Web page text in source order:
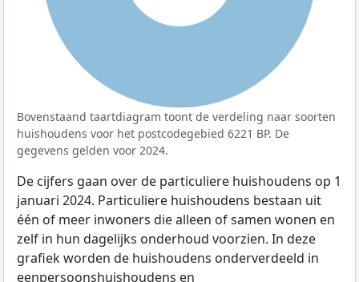
Bovenstaand taartdiagram toont de verdeling naar soorten
huishoudens voor het postcodegebied 6221 BP. De
gegevens gelden voor 2024.
De cijfers gaan over de particuliere huishoudens op 1
januari 2024. Particuliere huishoudens bestaan uit
één of meer inwoners die alleen of samen wonen en
zelf in hun dagelijks onderhoud voorzien. In deze
grafiek worden de huishoudens onderverdeeld in
eenpersoonshuishoudens en